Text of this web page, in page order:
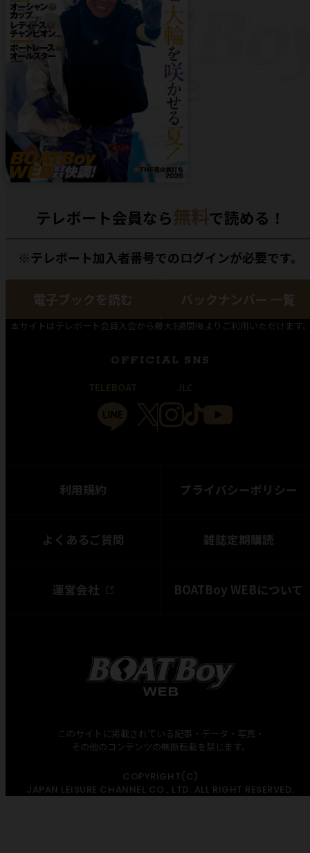
テレボート会員なら無料で読める！
※テレボート加入者番号でのログインが必要です。
電子ブックを読む バックナンバー 一覧
本サイトはテレボート会員入会から最大3週間後よりご利用いただけます
OFFICIAL SNS
利用規約 プライバシーポリシー
よくあるご質問 雑誌定期購読
運営会社 BOATBoy WEBについて
このサイトに掲載されている記事・データ・写真・
その他のコンテンツの無断転載を禁じます。
COPYRIGHT(C)
JAPAN LEISURE CHANNEL CO., LTD. ALL RIGHT RESERVED.